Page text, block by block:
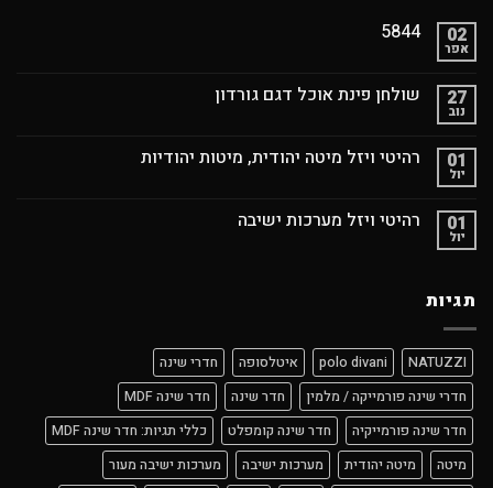
02
אפר
5844
27
נוב
שולחן פינת אוכל דגם גורדון
01
יול
רהיטי ויזל מיטה יהודית, מיטות יהודיות
01
יול
רהיטי ויזל מערכות ישיבה
תגיות
NATUZZI
polo divani איטלסופה
חדרי שינה
חדרי שינה פורמייקה / מלמין
חדר שינה
חדר שינה MDF
חדר שינה פורמייקיה
חדר שינה קומפלט
כללי תגיות: חדר שינה MDF
מיטה
מיטה יהודית מערכות ישיבה מערכות ישיבה מעור